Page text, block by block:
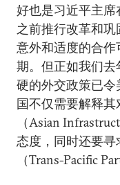
好也是习近平主席
之前推行改革和
意外和适度的合
期。但正如我们
硬的外交政策已
国不仅需要解释
（Asian
态度，同时还要
（Trans-Pacific